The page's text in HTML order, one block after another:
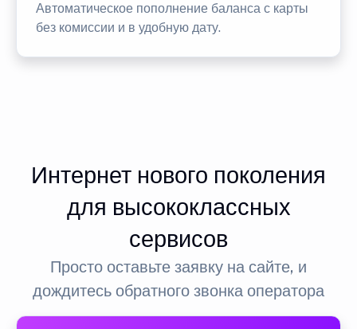
Автоматическое пополнение баланса с карты
без комиссии и в удобную дату.
Интернет нового поколения
для высококлассных
сервисов
Просто оставьте заявку на сайте, и
дождитесь обратного звонка оператора